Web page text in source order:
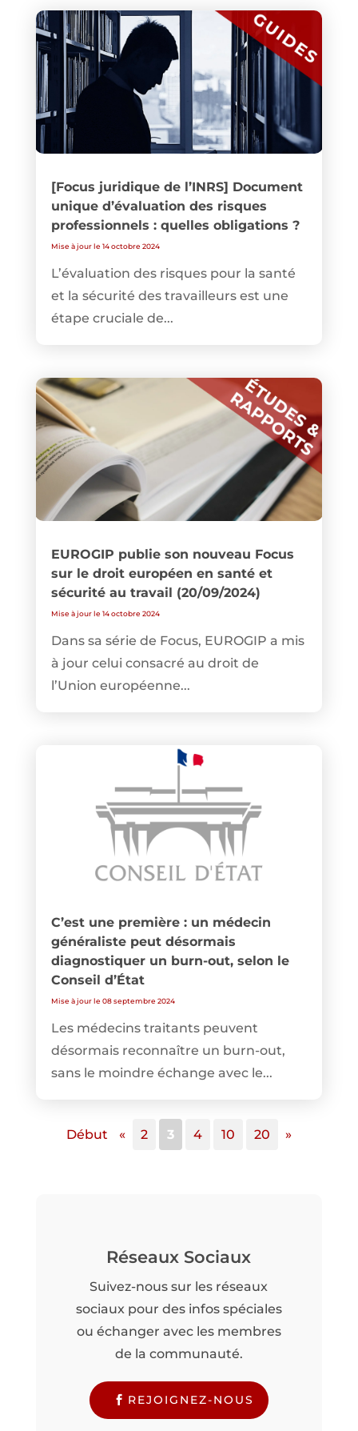
[Focus juridique de l’INRS] Document
unique d’évaluation des risques
professionnels : quelles obligations ?
Mise à jour le 14 octobre 2024
L’évaluation des risques pour la santé
et la sécurité des travailleurs est une
étape cruciale de...
EUROGIP publie son nouveau Focus
sur le droit européen en santé et
sécurité au travail (20/09/2024)
Mise à jour le 14 octobre 2024
Dans sa série de Focus, EUROGIP a mis
à jour celui consacré au droit de
l’Union européenne...
C’est une première : un médecin
généraliste peut désormais
diagnostiquer un burn-out, selon le
Conseil d’État
Mise à jour le 08 septembre 2024
Les médecins traitants peuvent
désormais reconnaître un burn-out,
sans le moindre échange avec le...
Début « 2 3 4 10 20 »
Réseaux Sociaux
Suivez-nous sur les réseaux
sociaux pour des infos spéciales
ou échanger avec les membres
de la communauté.
REJOIGNEZ-NOUS